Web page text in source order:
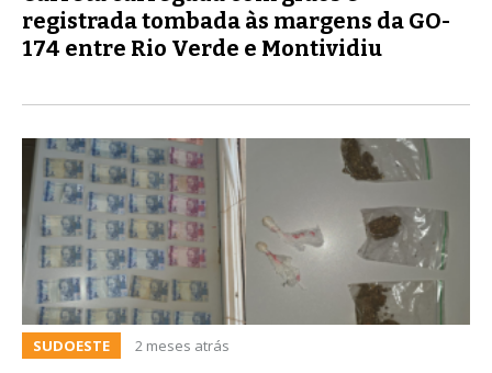
registrada tombada às margens da GO-
174 entre Rio Verde e Montividiu
SUDOESTE 2 meses atrás